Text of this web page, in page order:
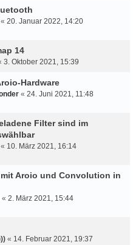
« 20. Januar 2022, 14:20
14
3. Oktober 2021, 15:39
Hardware
« 24. Juni 2021, 11:48
Filter sind im
« 10. März 2021, 16:14
Aroio und Convolution in
« 2. März 2021, 15:44
« 14. Februar 2021, 19:37